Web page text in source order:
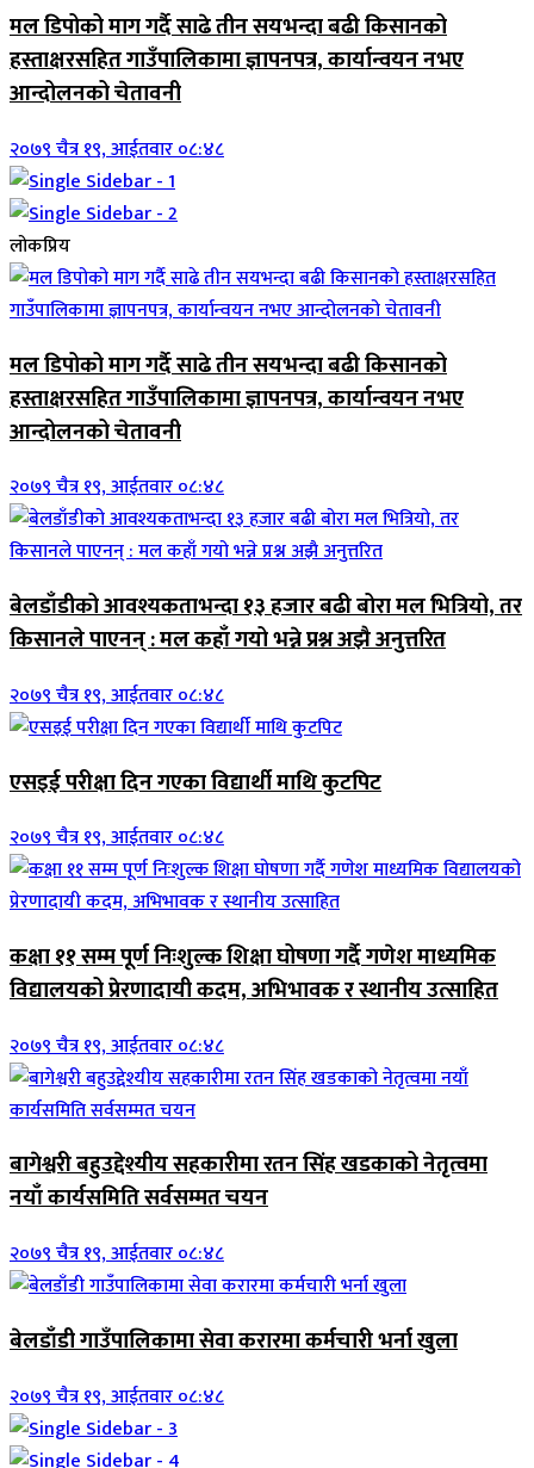
मल डिपोको माग गर्दै साढे तीन सयभन्दा बढी किसानको
हस्ताक्षरसहित गाउँपालिकामा ज्ञापनपत्र, कार्यान्वयन नभए
आन्दोलनको चेतावनी
२०७९ चैत्र १९, आईतवार ०८:४८
लोकप्रिय
मल डिपोको माग गर्दै साढे तीन सयभन्दा बढी किसानको
हस्ताक्षरसहित गाउँपालिकामा ज्ञापनपत्र, कार्यान्वयन नभए
आन्दोलनको चेतावनी
२०७९ चैत्र १९, आईतवार ०८:४८
बेलडाँडीको आवश्यकताभन्दा १३ हजार बढी बोरा मल भित्रियो, तर
किसानले पाएनन् : मल कहाँ गयो भन्ने प्रश्न अझै अनुत्तरित
२०७९ चैत्र १९, आईतवार ०८:४८
एसइई परीक्षा दिन गएका विद्यार्थी माथि कुटपिट
२०७९ चैत्र १९, आईतवार ०८:४८
कक्षा ११ सम्म पूर्ण निःशुल्क शिक्षा घोषणा गर्दै गणेश माध्यमिक
विद्यालयको प्रेरणादायी कदम, अभिभावक र स्थानीय उत्साहित
२०७९ चैत्र १९, आईतवार ०८:४८
बागेश्वरी बहुउद्देश्यीय सहकारीमा रतन सिंह खडकाको नेतृत्वमा
नयाँ कार्यसमिति सर्वसम्मत चयन
२०७९ चैत्र १९, आईतवार ०८:४८
बेलडाँडी गाउँपालिकामा सेवा करारमा कर्मचारी भर्ना खुला
२०७९ चैत्र १९, आईतवार ०८:४८